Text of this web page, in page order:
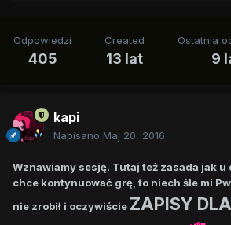
Odpowiedzi
405
Created
13 lat
Ostatnia
9
kapi
Napisano Maj 20, 2016
Wznawiamy sesję. Tutaj też zasada jak u
chce kontynuować grę, to niech śle mi
nie zrobił i oczywiście ZAPISY